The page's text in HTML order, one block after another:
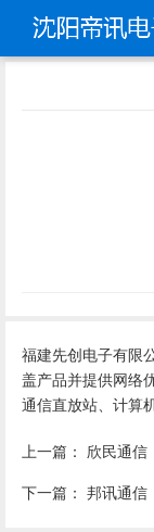
福建先创电子有限
盖产品并提供网络
通信直放站、计算
上一篇： 欣民通信
下一篇： 邦讯通信